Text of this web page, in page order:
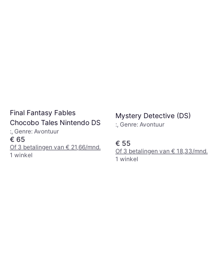
Final Fantasy Fables
Chocobo Tales Nintendo DS
:, Genre: Avontuur
€ 65
Of 3 betalingen van € 21,66/mnd.
1 winkel
Mystery Detective (DS)
:, Genre: Avontuur
€ 55
Of 3 betalingen van € 18,33/mnd.
1 winkel